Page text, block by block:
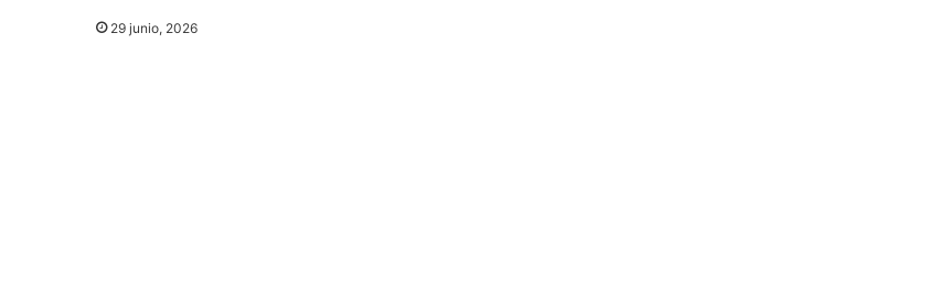
29 junio, 2026